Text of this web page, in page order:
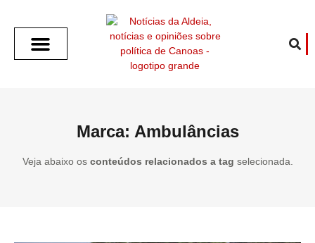
Marca: Ambulâncias
Veja abaixo os conteúdos relacionados a tag selecionada.